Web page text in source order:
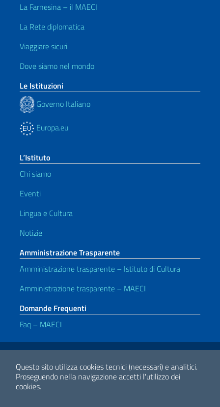
Questo sito utilizza cookies tecnici (necessari) e analitici.
Proseguendo nella navigazione accetti l'utilizzo dei
cookies.
La Farnesina – il MAECI
La Rete diplomatica
Viaggiare sicuri
Dove siamo nel mondo
Le Istituzioni
Governo Italiano
Europa.eu
L’Istituto
Chi siamo
Eventi
Lingua e Cultura
Notizie
Amministrazione Trasparente
Amministrazione trasparente – Istituto di Cultura
Amministrazione trasparente – MAECI
Domande Frequenti
Faq – MAECI
Link Utili